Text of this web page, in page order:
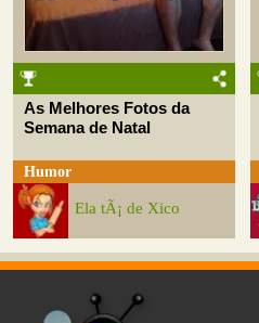
As Melhores Fotos da
Semana de Natal
Humor
Ela tÃ¡ de Xico